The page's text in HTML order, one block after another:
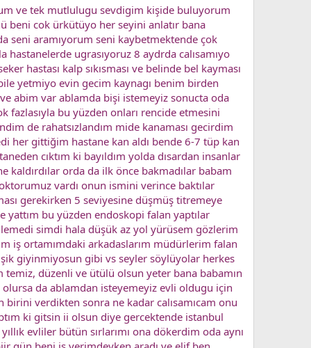
ve tek mutlulugu sevdigim kişide buluyorum
beni cok ürkütüyo her seyini anlatır bana
seni aramıyorum seni kaybetmektende çok
ugrasıyoruz 8 aydrda calısamıyo
hastası kalp sıkısması ve belinde bel kayması
yetmiyo evin gecim kaynagı benim birden
abim var ablamda bişi istemeyiz sonucta oda
fazlasıyla bu yüzden onları rencide etmesini
de rahatsızlandım mide kanaması gecirdim
her gittiğim hastane kan aldı bende 6-7 tüp kan
cıktım ki bayıldım yolda dısardan insanlar
kaldırdılar orda da ilk önce bakmadılar babam
vardı onun ismini verince baktılar
gerekirken 5 seviyesine düşmüş titremeye
yattım bu yüzden endoskopi falan yaptılar
simdi hala düşük az yol yürüsem gözlerim
iş ortamımdaki arkadaslarım müdürlerim falan
giyinmiyosun gibi vs seyler söylüyolar herkes
düzenli ve ütülü olsun yeter bana babamın
da ablamdan isteyemeyiz evli oldugu için
verdikten sonra ne kadar calısamıcam onu
ki gitsin ii olsun diye gercektende istanbul
evliler bütün sırlarımı ona dökerdim oda aynı